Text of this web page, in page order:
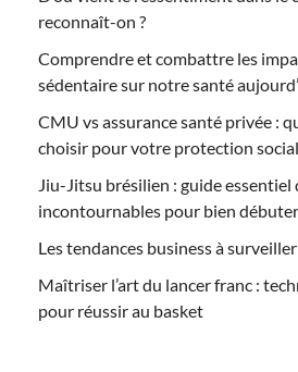
reconnaît-on ?
Comprendre et combattre les
sédentaire sur notre santé
CMU vs assurance santé privée :
choisir pour votre protection
Jiu-Jitsu brésilien : guide essentiel
incontournables pour bien débuter
Les tendances business à
Maîtriser l’art du lancer franc :
pour réussir au basket